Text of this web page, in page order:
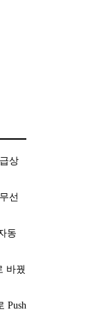
상
선
동
바꿨
Push